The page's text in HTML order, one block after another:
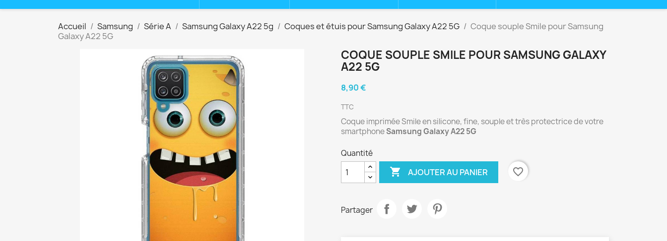
Accueil Samsung Série A Samsung Galaxy A22 5g Coques et étuis pour Samsung Galaxy A22 5G
Coque souple Smile pour Samsung
Galaxy A22 5G
COQUE SOUPLE SMILE POUR SAMSUNG GALAXY
A22 5G
8,90 €
TTC
Coque imprimée Smile en silicone, fine, souple et très protectrice de votre
smartphoneSamsung Galaxy A22 5G
Quantité
 AJOUTER AU PANIER favorite_border
Partager